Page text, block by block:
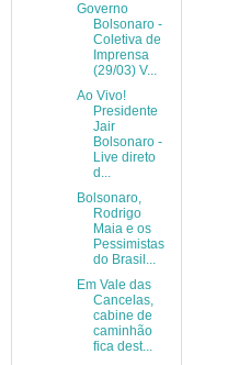
Governo
Bolsonaro -
Coletiva de
Imprensa
(29/03) V...
Ao Vivo!
Presidente
Jair
Bolsonaro -
Live direto
d...
Bolsonaro,
Rodrigo
Maia e os
Pessimistas
do Brasil...
Em Vale das
Cancelas,
cabine de
caminhão
fica dest...